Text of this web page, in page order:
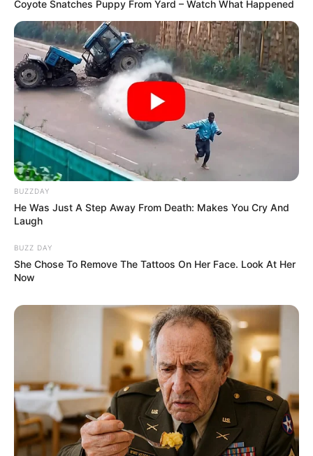
Coyote Snatches Puppy From Yard – Watch What Happened
BUZZDAY
He Was Just A Step Away From Death: Makes You Cry And
Laugh
BUZZ DAY
She Chose To Remove The Tattoos On Her Face. Look At Her
Now